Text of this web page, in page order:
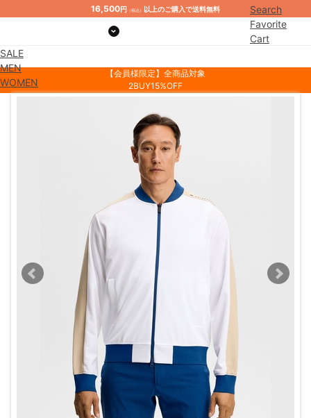
16,500円 （税込） 以上のご購入で送料無料
Search
Favorite
Cart
SALE
MEN
WOMEN
【会員様限定】全商品対象
2BUY15%OFF